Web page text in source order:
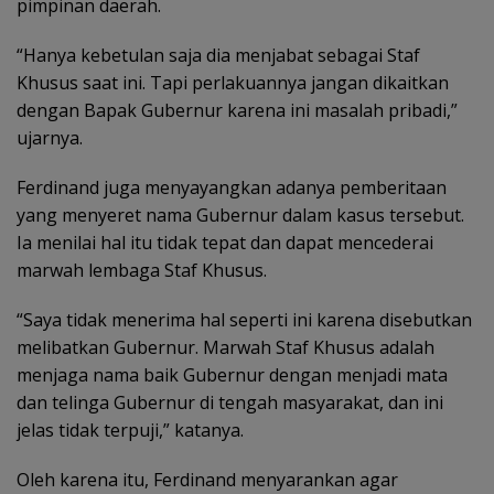
pimpinan daerah.
“Hanya kebetulan saja dia menjabat sebagai Staf
Khusus saat ini. Tapi perlakuannya jangan dikaitkan
dengan Bapak Gubernur karena ini masalah pribadi,”
ujarnya.
Ferdinand juga menyayangkan adanya pemberitaan
yang menyeret nama Gubernur dalam kasus tersebut.
Ia menilai hal itu tidak tepat dan dapat mencederai
marwah lembaga Staf Khusus.
“Saya tidak menerima hal seperti ini karena disebutkan
melibatkan Gubernur. Marwah Staf Khusus adalah
menjaga nama baik Gubernur dengan menjadi mata
dan telinga Gubernur di tengah masyarakat, dan ini
jelas tidak terpuji,” katanya.
Oleh karena itu, Ferdinand menyarankan agar